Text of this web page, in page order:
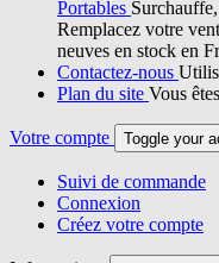
Portables
Remplacez votre
neuves en stock en
Contactez-nous
Plan du site Vous
Votre compte Toggle your
Suivi de commande
Connexion
Créez votre compte